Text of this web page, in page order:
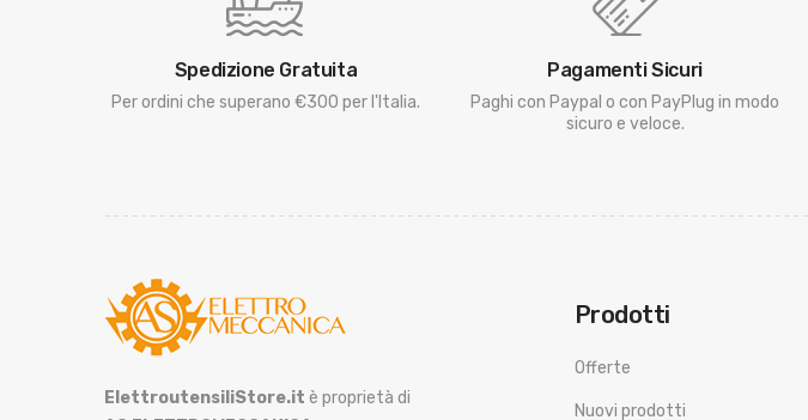
Spedizione Gratuita
Per ordini che superano €300 per l'Italia.
Pagamenti Sicuri
Paghi con Paypal o con PayPlug in modo
sicuro e veloce.
ElettroutensiliStore.it è proprietà di
Prodotti
Offerte
Nuovi prodotti